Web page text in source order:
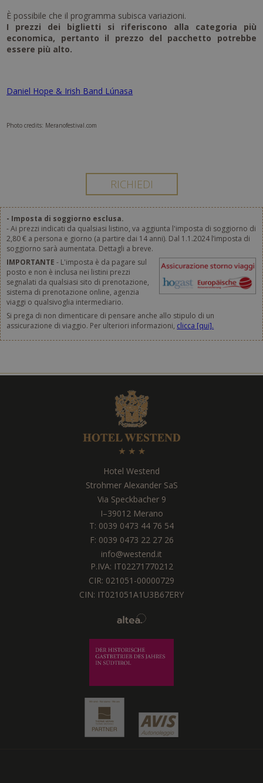
È possibile che il programma subisca variazioni.
I prezzi dei biglietti si riferiscono alla categoria più
economica, pertanto il prezzo del pacchetto potrebbe
essere più alto.
Daniel Hope & Irish Band Lúnasa
Photo credits: Meranofestival.com
- Imposta di soggiorno esclusa.
- Ai prezzi indicati da qualsiasi listino, va aggiunta l'imposta di soggiorno di
2,80 € a persona e giorno (a partire dai 14 anni). Dal 1.1.2024 l’imposta di
soggiorno sarà aumentata. Dettagli a breve.
IMPORTANTE - L'imposta è da pagare sul
posto e non è inclusa nei listini prezzi
segnalati da qualsiasi sito di prenotazione,
sistema di prenotazione online, agenzia
viaggi o qualsivoglia intermediario.
Si prega di non dimenticare di pensare anche allo stipulo di un
assicurazione di viaggio. Per ulteriori informazioni, clicca [qui].
Hotel Westend
Strohmer Alexander SaS
Via Speckbacher 9
I–39012 Merano
T: 0039 0473 44 76 54
F: 0039 0473 22 27 26
info@westend.it
P.IVA: IT02271770212
CIR: 021051-00000729
CIN: IT021051A1U3B67ERY